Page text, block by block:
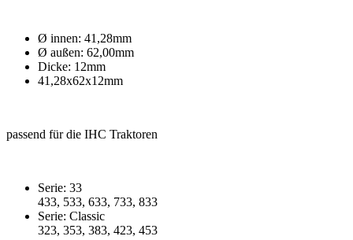
Ø innen: 41,28mm
Ø außen: 62,00mm
Dicke: 12mm
41,28x62x12mm
passend für die IHC Traktoren
Serie: 33
433, 533, 633, 733, 833
Serie: Classic
323, 353, 383, 423, 453